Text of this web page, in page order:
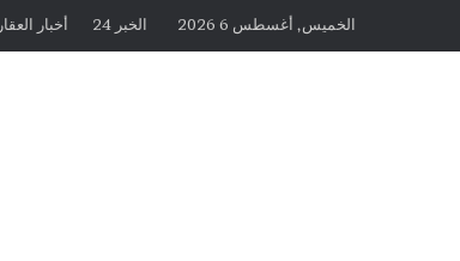
الخميس, أغسطس 6 2026 الخبر 24 أخبار العقار